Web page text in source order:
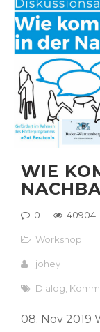
WIE
0 40904
Workshop
johey
Dialog
08. Nov 2019